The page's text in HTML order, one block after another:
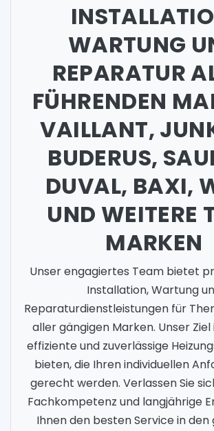
WARTUNG
REPARATUR
FÜHRENDEN
VAILLANT,
BUDERUS,
DUVAL, BAXI,
UND WEITERE
MARKEN
Unser engagiertes Team bietet
Installation, Wartung
Reparaturdienstleistungen für
aller gängigen Marken. Unser Ziel
effiziente und zuverlässige
bieten, die Ihren individuellen
gerecht werden. Verlassen Sie
Fachkompetenz und langjährige
Ihnen den besten Service in